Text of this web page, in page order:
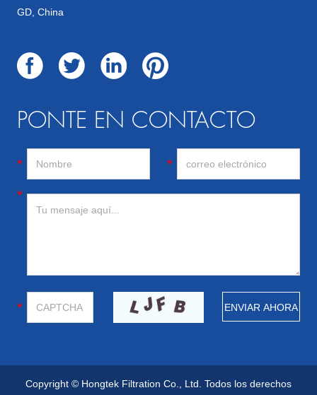
GD, China
PONTE EN CONTACTO
Copyright © Hongtek Filtration Co., Ltd. Todos los derechos